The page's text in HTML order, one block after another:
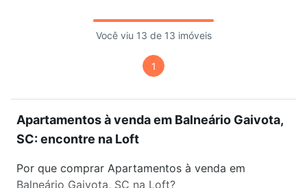
Você viu 13 de 13 imóveis
1
Apartamentos à venda em Balneário Gaivota,
SC: encontre na Loft
Por que comprar Apartamentos à venda em
Balneário Gaivota, SC na Loft?